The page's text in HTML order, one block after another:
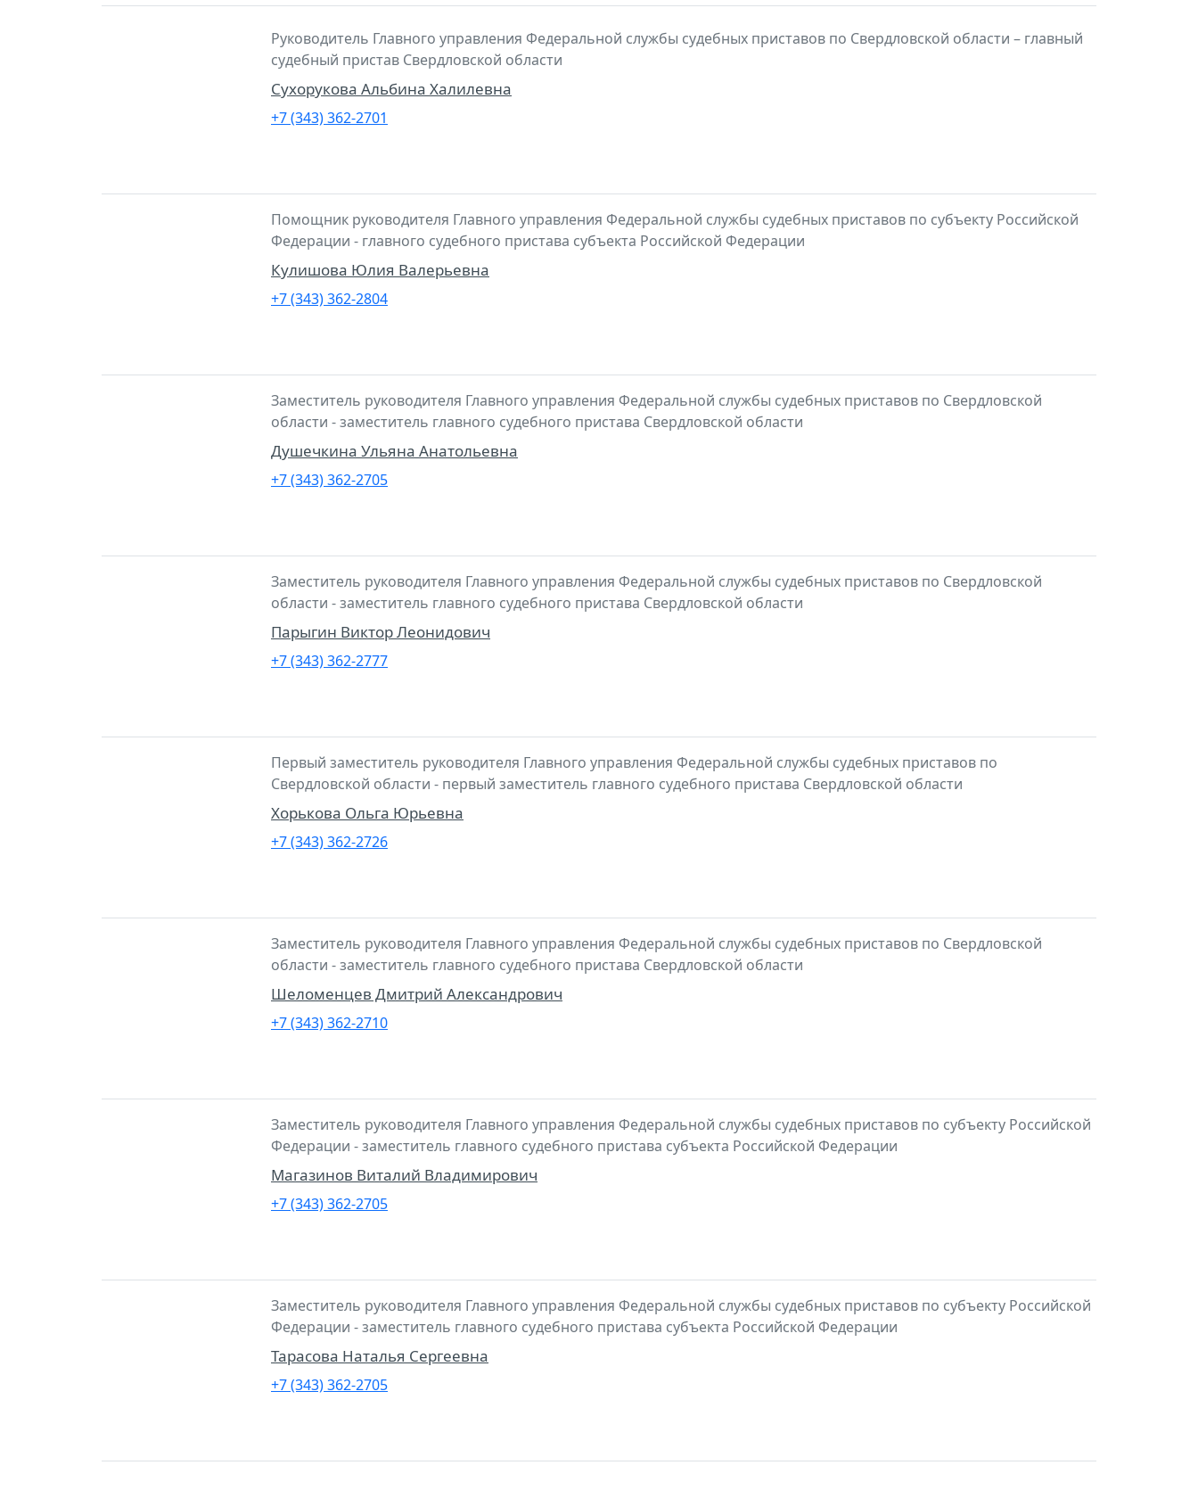
Руководитель Главного управления Федеральной службы судебных приставов по Свердловской области – главный
судебный пристав Свердловской области
Сухорукова Альбина Халилевна
+7 (343) 362-2701
Помощник руководителя Главного управления Федеральной службы судебных приставов по субъекту Российской
Федерации - главного судебного пристава субъекта Российской Федерации
Кулишова Юлия Валерьевна
+7 (343) 362-2804
Заместитель руководителя Главного управления Федеральной службы судебных приставов по Свердловской
области - заместитель главного судебного пристава Свердловской области
Душечкина Ульяна Анатольевна
+7 (343) 362-2705
Заместитель руководителя Главного управления Федеральной службы судебных приставов по Свердловской
области - заместитель главного судебного пристава Свердловской области
Парыгин Виктор Леонидович
+7 (343) 362-2777
Первый заместитель руководителя Главного управления Федеральной службы судебных приставов по
Свердловской области - первый заместитель главного судебного пристава Свердловской области
Хорькова Ольга Юрьевна
+7 (343) 362-2726
Заместитель руководителя Главного управления Федеральной службы судебных приставов по Свердловской
области - заместитель главного судебного пристава Свердловской области
Шеломенцев Дмитрий Александрович
+7 (343) 362-2710
Заместитель руководителя Главного управления Федеральной службы судебных приставов по субъекту Российской
Федерации - заместитель главного судебного пристава субъекта Российской Федерации
Магазинов Виталий Владимирович
+7 (343) 362-2705
Заместитель руководителя Главного управления Федеральной службы судебных приставов по субъекту Российской
Федерации - заместитель главного судебного пристава субъекта Российской Федерации
Тарасова Наталья Сергеевна
+7 (343) 362-2705